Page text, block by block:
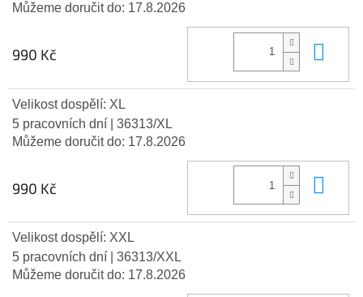
Můžeme doručit do: 17.8.2026
990 Kč
Velikost dospělí: XL
5 pracovních dní
| 36313/XL
Můžeme doručit do: 17.8.2026
990 Kč
Velikost dospělí: XXL
5 pracovních dní
| 36313/XXL
Můžeme doručit do: 17.8.2026